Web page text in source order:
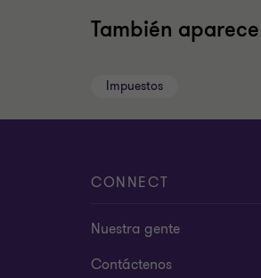
También
Impuestos
CONNECT
Nuestra gente
Contáctenos